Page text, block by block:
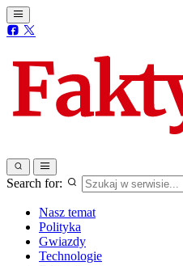
Search for:
Nasz temat
Polityka
Gwiazdy
Technologie